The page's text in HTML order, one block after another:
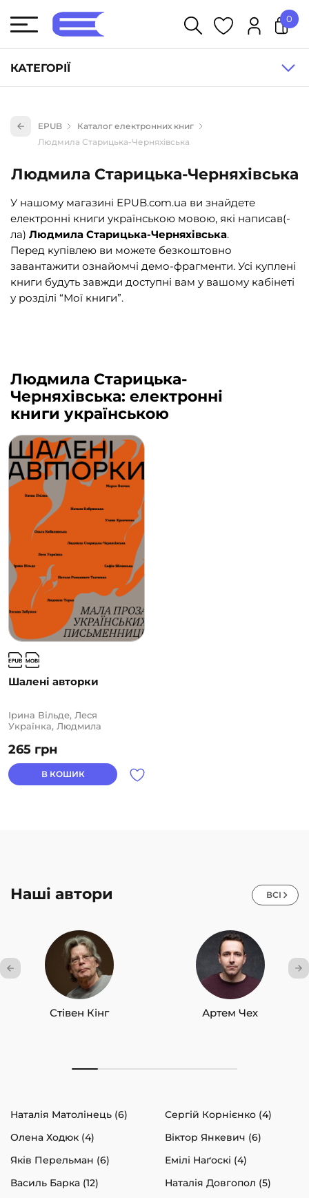
КАТЕГОРІЇ
Книги для дітей (833)
Науково-популярна література (1015)
Навчальна література та посібники (527)
Енциклопедії, довідники, словники (55)
Подарункові сертифікати (1)
0
EPUB
Каталог електронних книг
Людмила Старицька-Черняхівська
Людмила Старицька-Черняхівська
У нашому магазині EPUB.com.ua ви знайдете
електронні книги українською мовою, які написав(-
ла) Людмила Старицька-Черняхівська.
Перед купівлею ви можете безкоштовно
завантажити ознайомчі демо-фрагменти. Усі куплені
книги будуть завжди доступні вам у вашому кабінеті
у розділі “Мої книги”.
Людмила Старицька-
Черняхівська: електронні
книги українською
Шалені авторки
265 грн
Ірина Вільде, Леся
Українка, Людмила
Людмила Таран, Марко
Вовчок, Наталя Кобринська,
Наталя Романович-
Ткаченко, Оксана Забужко,
В КОШИК
Наші автори ВСІ
Стівен Кінг Артем Чех
Наталія Матолінець (6)
Сергій Корнієнко (4)
Олена Ходюк (4)
Віктор Янкевич (6)
Яків Перельман (6)
Емілі Наґоскі (4)
Василь Барка (12)
Наталія Довгопол (5)